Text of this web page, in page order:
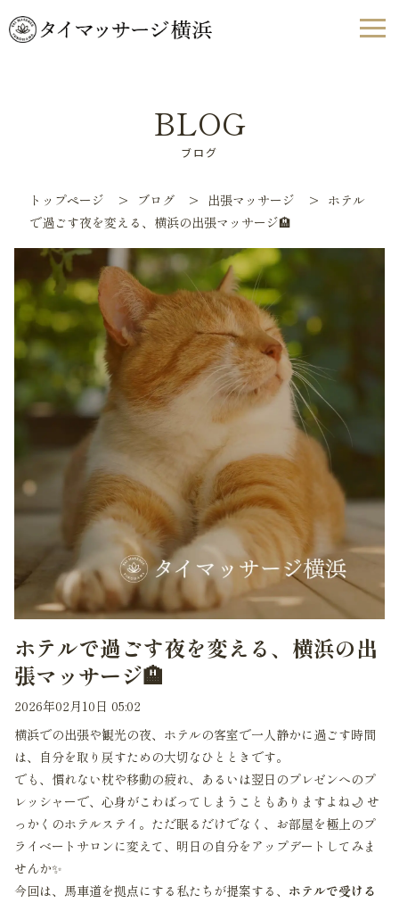
ブログ
BLOG
トップページ > ブログ > 出張マッサージ > ホテル
で過ごす夜を変える、横浜の出張マッサージ🏨
ホテルで過ごす夜を変える、横浜の出
張マッサージ🏨
2026年02月10日 05:02
横浜での出張や観光の夜、ホテルの客室で一人静かに過ごす時間
は、自分を取り戻すための大切なひとときです。
でも、慣れない枕や移動の疲れ、あるいは翌日のプレゼンへのプ
レッシャーで、心身がこわばってしまうこともありますよね🌙 せ
っかくのホテルステイ。ただ眠るだけでなく、お部屋を極上のプ
ライベートサロンに変えて、明日の自分をアップデートしてみま
せんか✨
今回は、馬車道を拠点にする私たちが提案する、 ホテルで受ける